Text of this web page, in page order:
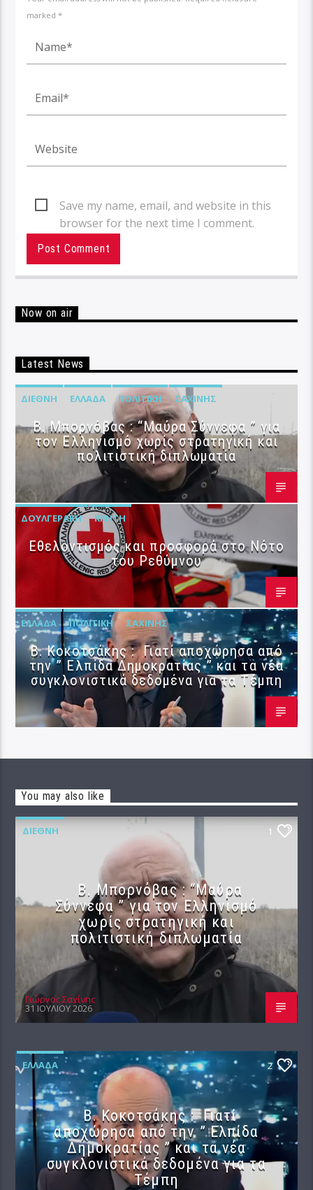
marked *
Save my name, email, and website in this
browser for the next time I comment.
Now on air
Latest News
ΔΙΕΘΝΉ ΕΛΛΆΔΑ ΠΟΛΙΤΙΚΉ ΣΑΧΊΝΗΣ
B. Μπορνόβας : “Μαύρα Σύννεφα ” για
τον Ελληνισμό χωρίς στρατηγική και
πολιτιστική διπλωματία
ΔΟΥΛΓΕΡΆΚΗ ΚΡΉΤΗ
Εθελοντισμός και προσφορά στο Νότο
του Ρεθύμνου
ΕΛΛΆΔΑ ΠΟΛΙΤΙΚΉ ΣΑΧΊΝΗΣ
Β. Κοκοτσάκης : Γιατί αποχώρησα από
την ” Ελπίδα Δημοκρατίας ” και τα νέα
συγκλονιστικά δεδομένα για τα Τέμπη
You may also like
ΔΙΕΘΝΉ 1
B. Μπορνόβας : “Μαύρα
Σύννεφα ” για τον Ελληνισμό
χωρίς στρατηγική και
πολιτιστική διπλωματία
Γιώργος Σαχίνης
31 ΙΟΥΛΊΟΥ 2026
ΕΛΛΆΔΑ 2
Β. Κοκοτσάκης : Γιατί
αποχώρησα από την ” Ελπίδα
Δημοκρατίας ” και τα νέα
συγκλονιστικά δεδομένα για τα
Τέμπη